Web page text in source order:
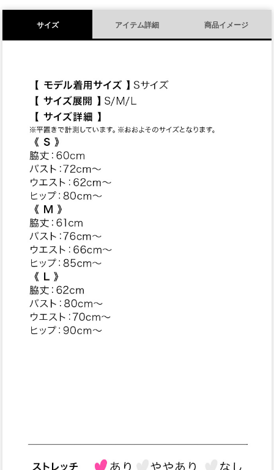
サイズ アイテム詳細 商品イメージ